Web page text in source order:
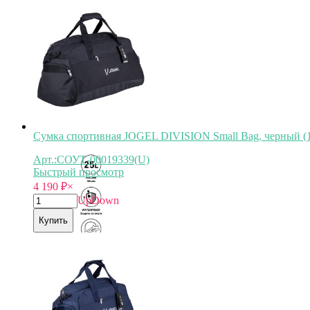
Арт. СОУТ-00019338
СОУТ-00019339
Сумка спортивная JOGEL DIVISION Small Bag, черный
Арт.:СОУТ-00019339(U)
Быстрый просмотр
4 190 ₽×
UpDown
Купить